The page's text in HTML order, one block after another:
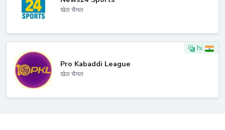
खेल चैनल
hi
Pro Kabaddi League
खेल चैनल